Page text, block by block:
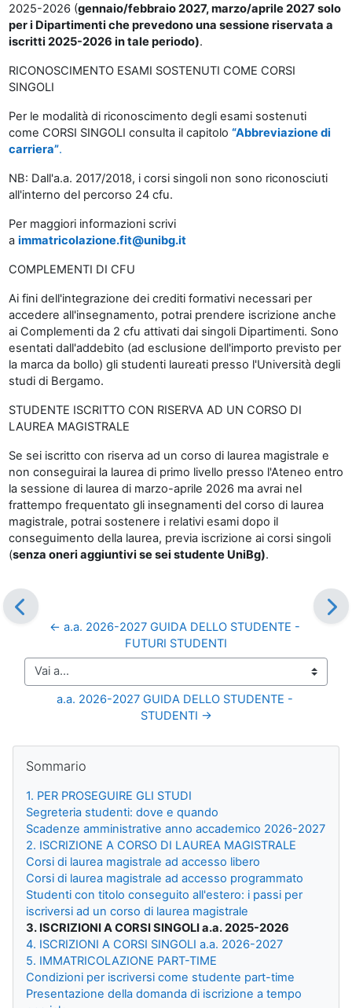
2025-2026 (gennaio/febbraio 2027, marzo/aprile 2027 solo
per i Dipartimenti che prevedono una sessione riservata a
iscritti 2025-2026 in tale periodo).
RICONOSCIMENTO ESAMI SOSTENUTI COME CORSI
SINGOLI
Per le modalità di riconoscimento degli esami sostenuti
come CORSI SINGOLI consulta il capitolo “Abbreviazione di
carriera”.
NB: Dall'a.a. 2017/2018, i corsi singoli non sono riconosciuti
all'interno del percorso 24 cfu.
Per maggiori informazioni scrivi
a immatricolazione.fit@unibg.it
COMPLEMENTI DI CFU
Ai fini dell'integrazione dei crediti formativi necessari per
accedere all'insegnamento, potrai prendere iscrizione anche
ai Complementi da 2 cfu attivati dai singoli Dipartimenti. Sono
esentati dall'addebito (ad esclusione dell'importo previsto per
la marca da bollo) gli studenti laureati presso l'Università degli
studi di Bergamo.
STUDENTE ISCRITTO CON RISERVA AD UN CORSO DI
LAUREA MAGISTRALE
Se sei iscritto con riserva ad un corso di laurea magistrale e
non conseguirai la laurea di primo livello presso l'Ateneo entro
la sessione di laurea di marzo-aprile 2026 ma avrai nel
frattempo frequentato gli insegnamenti del corso di laurea
magistrale, potrai sostenere i relativi esami dopo il
conseguimento della laurea, previa iscrizione ai corsi singoli
(senza oneri aggiuntivi se sei studente UniBg).
← a.a. 2026-2027 GUIDA DELLO STUDENTE -
FUTURI STUDENTI
Vai a...
a.a. 2026-2027 GUIDA DELLO STUDENTE -
STUDENTI →
Blocchi
Sommario
1. PER PROSEGUIRE GLI STUDI
Segreteria studenti: dove e quando
Scadenze amministrative anno accademico 2026-2027
2. ISCRIZIONE A CORSO DI LAUREA MAGISTRALE
Corsi di laurea magistrale ad accesso libero
Corsi di laurea magistrale ad accesso programmato
Studenti con titolo conseguito all'estero: i passi per
iscriversi ad un corso di laurea magistrale
3. ISCRIZIONI A CORSI SINGOLI a.a. 2025-2026
4. ISCRIZIONI A CORSI SINGOLI a.a. 2026-2027
5. IMMATRICOLAZIONE PART-TIME
Condizioni per iscriversi come studente part-time
Presentazione della domanda di iscrizione a tempo